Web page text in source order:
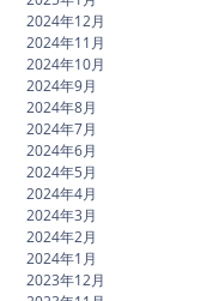
2024年12月
2024年11月
2024年10月
2024年9月
2024年8月
2024年7月
2024年6月
2024年5月
2024年4月
2024年3月
2024年2月
2024年1月
2023年12月